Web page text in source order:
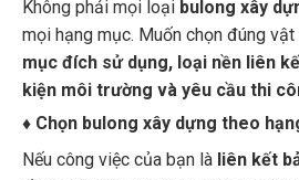
mọi hạng mục. Muốn chọn đúng
mục đích sử dụng, loại nền liên
kiện môi trường và yêu cầu thi
Chọn bulong xây dựng theo
dầm, cột, khung thép , nhóm phù